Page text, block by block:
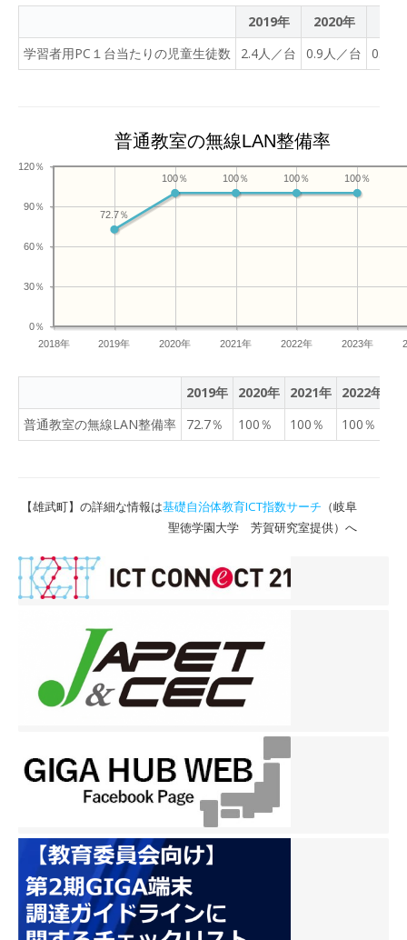
2019年 2020年
学習者用PC１台当たりの児童生徒数
2.4人／台 0.9人／台 0.9人
普通教室の無線LAN整備率
2018年 2019年 2020年 2021年 2022年 2023年
0％
30％
60％
90％
120％
100％
100％
100％
100％
72.7％
2019年 2020年 2021年 2022年
普通教室の無線LAN整備率
72.7％ 100％ 100％ 100％
【雄武町】の詳細な情報は基礎自治体教育ICT指数サーチ （岐阜
聖徳学園大学 芳賀研究室提供）へ